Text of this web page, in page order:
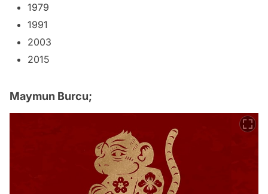
1979
1991
2003
2015
Maymun Burcu;